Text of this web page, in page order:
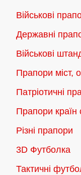
на
Військові
Державні
Військові
Прапори міст,
Патріотичні
Прапори країн
Різні прапори
3D Футболка
Тактичні